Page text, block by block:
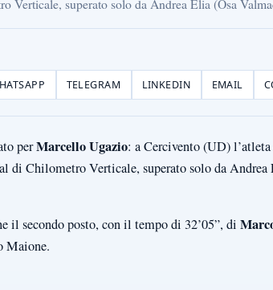
Verticale, superato solo da Andrea Elia (Osa
TELEGRAM LINKEDIN EMAIL
perMarcello Ugazio: a Cercivento (UD)
di Chilometro Verticale, superato solo da
il secondo posto, con il tempo di 32’05”, di
Maione.